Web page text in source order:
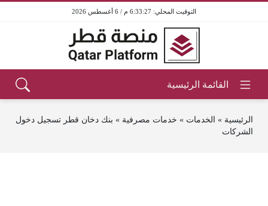
6:33:27 م / 6 أغسطس 2026
الرئيسية » الخدمات » خدمات مصرفية » بنك دخان قطر تسجيل دخول
الشركات